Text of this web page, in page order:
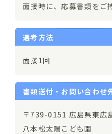
面接時に、応募書類をご
選考方法
面接1回
書類送付・お問い合わせ
〒739-0151 広島県東広
八本松太陽こども園